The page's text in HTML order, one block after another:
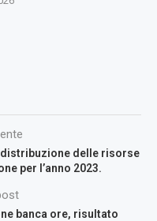
delle risorse
per l’anno 2023.
banca ore, risultato